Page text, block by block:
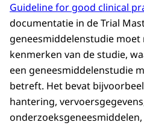
Guideline for good clinical
documentatie in deTrial
geneesmiddelenstudie
kenmerken van de studie,
een geneesmiddelenstudie
betreft. Het bevat
hantering,